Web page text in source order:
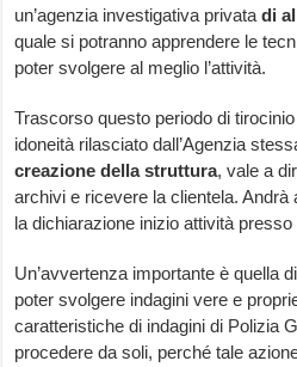
un’agenzia investigativa privatadi
quale si potranno apprendere le
poter svolgere al meglio l’attività.
Trascorso questo periodo di
idoneità rilasciato dall’Agenzia
creazione della struttura, vale a
archivi e ricevere la clientela. Andrà
la dichiarazione inizio attività presso
Un’avvertenza importante è quella
poter svolgere indagini vere e
caratteristiche di indagini di Polizia
procedere da soli, perché tale